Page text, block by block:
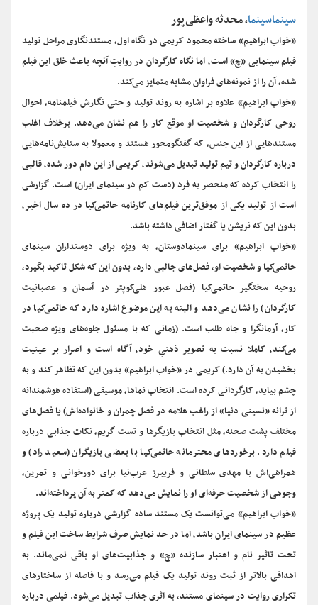
سینماسینما، محدثه واعظی‌پور
«خواب ابراهیم» ساخته محمود کریمی در نگاه اول، مستندنگاری مراحل تولید
فیلم سینمایی «چ» است، اما نگاه کارگردان در روایتِ آنچه باعث خلق این فیلم
شده، آن را از نمونه‌های فراوان مشابه متمایز می‌کند.
«خواب ابراهیم» علاوه بر اشاره به روند تولید و حتی نگارش فیلمنامه، احوال
روحی کارگردان و شخصیت او موقع کار را هم نشان می‌دهد. برخلاف اغلب
مستندهایی از این جنس، که گفتگومحور هستند و معمولا به ستایش‌نامه‌هایی
درباره کارگردان و تیم تولید تبدیل می‌شوند، کریمی از این دام دور شده، قالبی
را انتخاب کرده که منحصر به فرد (دست کم در سینمای ایران) است. گزارشی
است از تولید یکی از موفق‌ترین فیلم‌های کارنامه حاتمی‌کیا در ده سال اخیر،
بدون این که نریشن یا گفتار اضافی داشته باشد.
«خواب ابراهیم» برای سینمادوستان، به ویژه برای دوستداران سینمای
حاتمی‌کیا و شخصیت او، فصل‌های جالبی دارد، بدون این که شکل تاکید بگیرد،
روحیه سختگیر حاتمی‌کیا (فصل عبور هلی‌کوپتر در آسمان و عصبانیت
کارگردان) را نشان می‌دهد و البته به این موضوع اشاره دارد که حاتمی‌کیا در
کار، آرمانگرا و جاه طلب است. (زمانی که با مسئول جلوه‌های ویژه صحبت
می‌کند، کاملا نسبت به تصویر ذهنیِ خود، آگاه است و اصرار بر عینیت
بخشیدن به آن دارد.) کریمی در «خواب ابراهیم» بدون این که تظاهر کند و به
چشم بیاید، کارگردانی کرده است. انتخاب نماها، موسیقی (استفاده هوشمندانه
از ترانه «نسینی دنیا» از راغب علامه در فصل چمران و خانواده‌اش) یا فصل‌های
مختلف پشت صحنه، مثل انتخاب بازیگرها و تست گریم، نکات جذابی درباره
فیلم دارد. برخوردهای محترمانه حاتمی‌کیا با بعضی بازیگران (سعید راد) و
همراهی‌اش با مهدی سلطانی و فریبرز عرب‌نیا برای دورخوانی و تمرین،
وجوهی از شخصیت حرفه‌ای او را نمایش می‌دهد که کمتر به آن پرداخته‌اند.
«خواب ابراهیم» می‌توانست یک مستند ساده گزارشی درباره تولید یک پروژه
عظیم در سینمای ایران باشد، اما در حد نمایش صرف شرایط ساخت این فیلم و
تحت تاثیر نام و اعتبار سازنده «چ» و جذابیت‌های او باقی نمی‌ماند. به
اهدافی بالاتر از ثبت روند تولید یک فیلم می‌رسد و با فاصله از ساختارهای
تکراری روایت در سینمای مستند، به اثری جذاب تبدیل می‌شود. فیلمی درباره